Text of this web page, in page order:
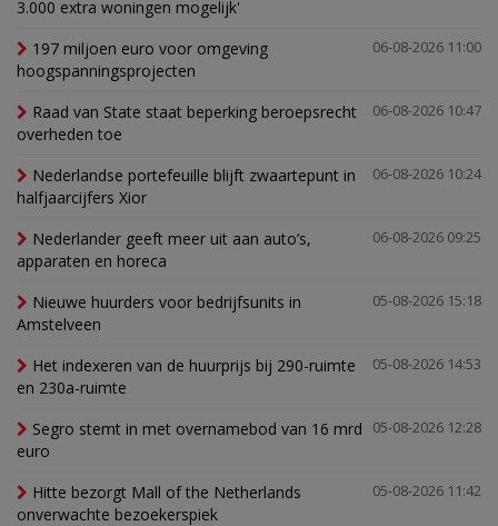
3.000 extra woningen mogelijk'
06-08-2026 11:00
197 miljoen euro voor omgeving
hoogspanningsprojecten
06-08-2026 10:47
Raad van State staat beperking beroepsrecht
overheden toe
06-08-2026 10:24
Nederlandse portefeuille blijft zwaartepunt in
halfjaarcijfers Xior
06-08-2026 09:25
Nederlander geeft meer uit aan auto’s,
apparaten en horeca
05-08-2026 15:18
Nieuwe huurders voor bedrijfsunits in
Amstelveen
05-08-2026 14:53
Het indexeren van de huurprijs bij 290-ruimte
en 230a-ruimte
05-08-2026 12:28
Segro stemt in met overnamebod van 16 mrd
euro
05-08-2026 11:42
Hitte bezorgt Mall of the Netherlands
onverwachte bezoekerspiek